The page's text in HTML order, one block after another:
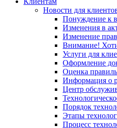
Новости для
Понуждение к
Изменения в
Изменение
Внимание!
Услуги для
Оформление
Oценка
Информация о
Центр
Порядок
Этапы
Процесс